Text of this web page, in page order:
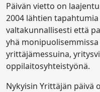
Päivän vietto on
2004 lähtien
valtakunnallisesti että
yhä
yrittäjämessuina,
oppilaitosyhteistyönä.
Nykyisin Yrittäjän päivä